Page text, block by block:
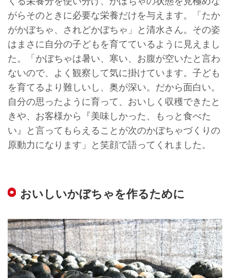
がらそのときに必要な栄養だけを与えます。「たか
がかぼちゃ、されどかぼちゃ」と清水さん。その姿
はまさに自分の子どもを育てているように見えまし
た。「かぼちゃは暑い、寒い、お腹が空いたと言わ
ないので、よく観察して気に掛けています。子ども
を育てるより難しいし、奥が深い。だから面白い。
自分の思ったように育って、おいしく収穫できたと
きや、お客様から『美味しかった、もっと食べた
い』と言ってもらえることが次のかぼちゃづくりの
原動力になります」と笑顔で語ってくれました。
おいしいかぼちゃを作るために